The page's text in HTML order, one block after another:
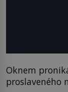
Oknem
proslaveného